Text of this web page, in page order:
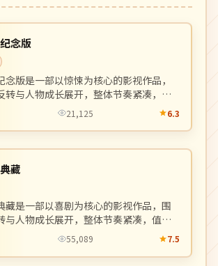
念版
版是一部以惊悚为核心的影视作品，
转与人物成长展开，整体节奏紧凑，值
21,125 6.3
藏
是一部以喜剧为核心的影视作品，围
与人物成长展开，整体节奏紧凑，值得
55,089 7.5